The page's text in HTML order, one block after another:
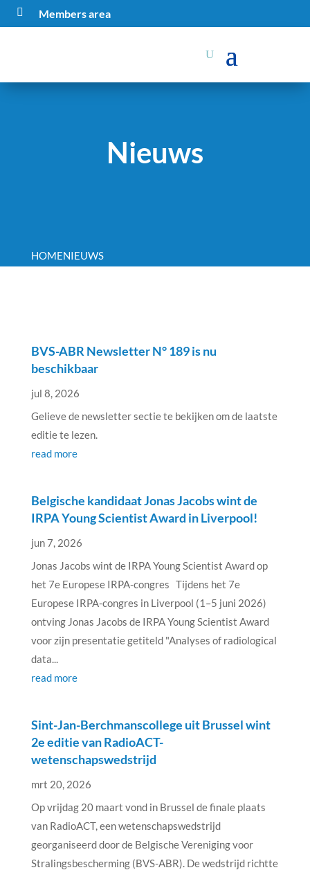
 Members area
Nieuws
HOMENIEUWS
BVS-ABR Newsletter N° 189 is nu
beschikbaar
jul 8, 2026
Gelieve de newsletter sectie te bekijken om de laatste
editie te lezen.
read more
Belgische kandidaat Jonas Jacobs wint de
IRPA Young Scientist Award in Liverpool!
jun 7, 2026
Jonas Jacobs wint de IRPA Young Scientist Award op
het 7e Europese IRPA-congres Tijdens het 7e
Europese IRPA-congres in Liverpool (1–5 juni 2026)
ontving Jonas Jacobs de IRPA Young Scientist Award
voor zijn presentatie getiteld "Analyses of radiological
data...
read more
Sint-Jan-Berchmanscollege uit Brussel wint
2e editie van RadioACT-
wetenschapswedstrijd
mrt 20, 2026
Op vrijdag 20 maart vond in Brussel de finale plaats
van RadioACT, een wetenschapswedstrijd
georganiseerd door de Belgische Vereniging voor
Stralingsbescherming (BVS-ABR). De wedstrijd richtte